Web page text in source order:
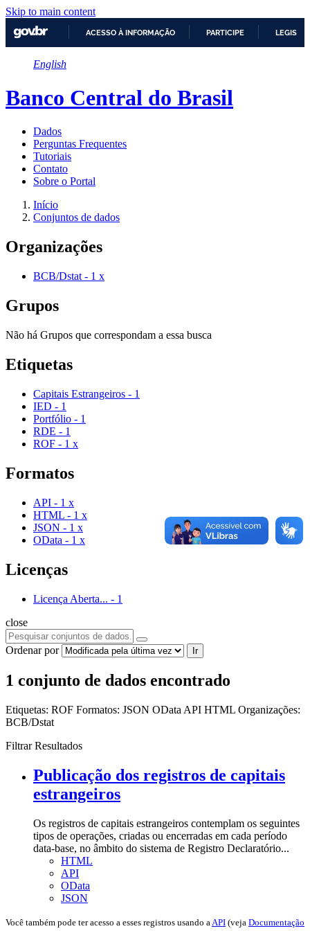
Skip to main content
CONTEÚDO
ACESSO À INFORMAÇÃO PARTICIPE
English
Banco Central do Brasil
Dados
Perguntas Frequentes
Tutoriais
Contato
Sobre o Portal
Início
Conjuntos de dados
Organizações
BCB/Dstat - 1 x
Grupos
Não há Grupos que correspondam a essa busca
Etiquetas
Capitais Estrangeiros - 1
IED - 1
Portfólio - 1
RDE - 1
ROF - 1 x
Formatos
API - 1 x
HTML - 1 x
JSON - 1 x
OData - 1 x
Licenças
Licença Aberta... - 1
close
Ordenar por Ir
1 conjunto de dados encontrado
Etiquetas: ROF Formatos: JSON OData API HTML Organizações:
BCB/Dstat
Filtrar Resultados
Publicação dos registros de capitais
estrangeiros
Os registros de capitais estrangeiros contemplam os seguintes
tipos de operações, criadas ou encerradas em cada período
data-base, no âmbito do sistema de Registro Declaratório...
HTML
API
OData
JSON
Você também pode ter acesso a esses registros usando aAPI (veja Documentação